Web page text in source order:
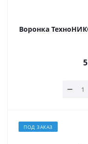
Воронка
ПОД ЗАКАЗ